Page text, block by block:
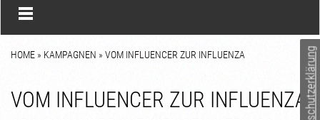
HOME » KAMPAGNEN » VOM INFLUENCER ZUR INFLUENZA
VOM INFLUENCER ZUR INFLUENZA